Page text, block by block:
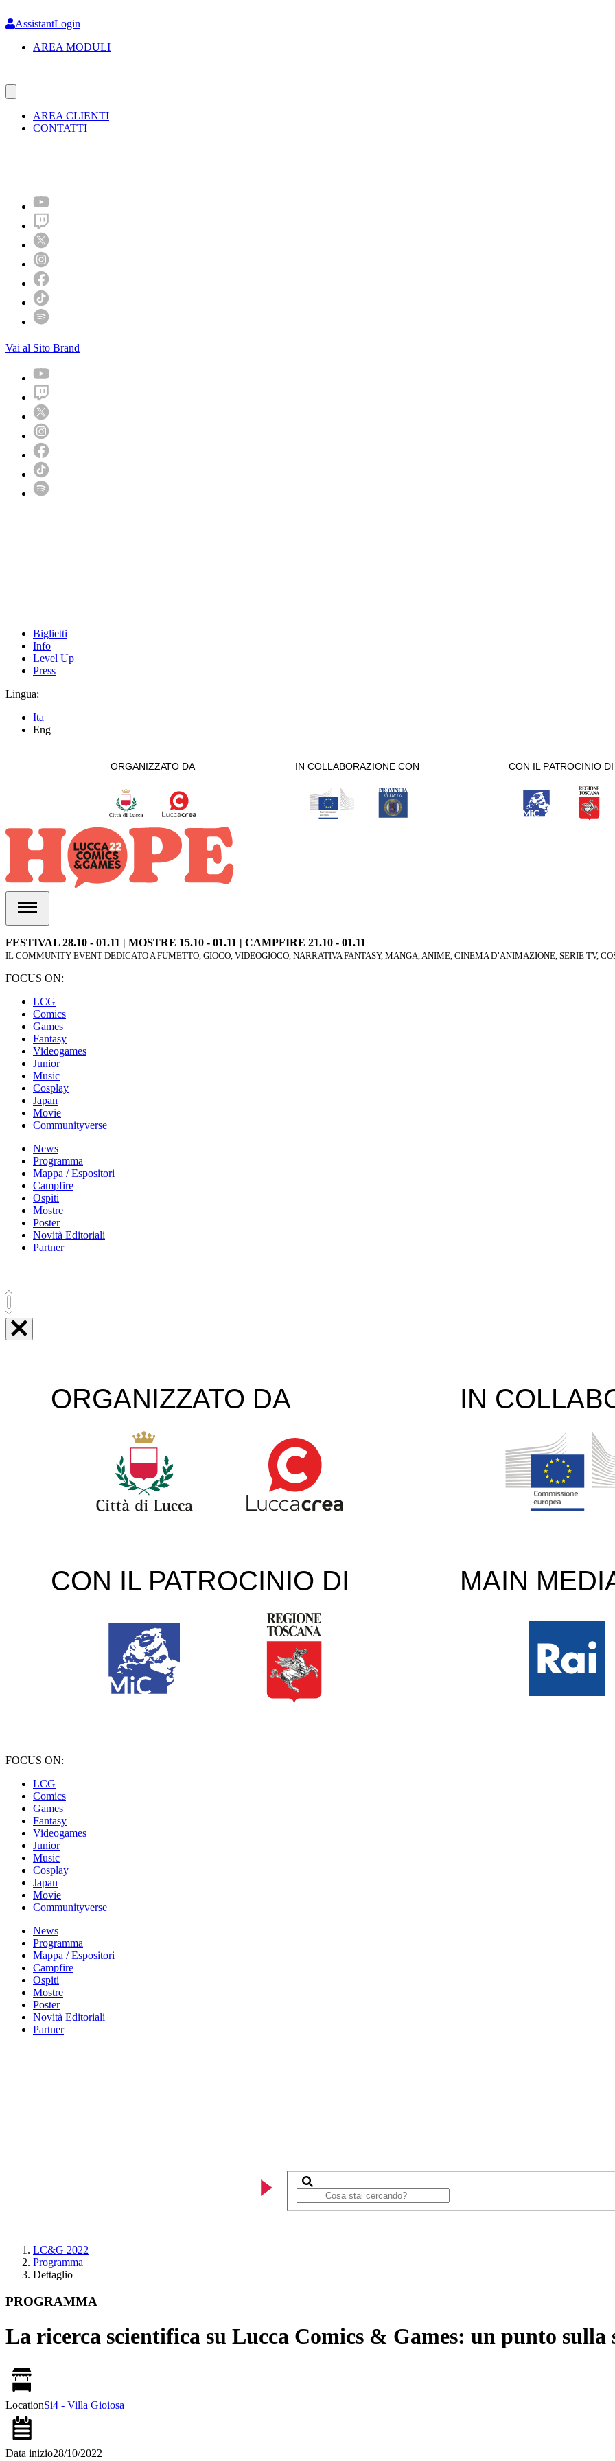
to
content
AssistantLogin
AREA MODULI
AREA CLIENTI
CONTATTI
Vai al Sito Brand
Biglietti
Info
Level Up
Press
Lingua:
Ita
Eng
FESTIVAL 28.10 - 01.11 | MOSTRE 15.10 - 01.11 | CAMPFIRE 21.10 - 01.11
IL COMMUNITY EVENT DEDICATO A FUMETTO, GIOCO, VIDEOGIOCO, NARRATIVA FANTASY, MANGA, ANIME, CINEMA D’ANIMAZIONE, SERIE TV,
FOCUS ON:
LCG
Comics
Games
Fantasy
Videogames
Junior
Music
Cosplay
Japan
Movie
Communityverse
News
Programma
Mappa / Espositori
Campfire
Ospiti
Mostre
Poster
Novità Editoriali
Partner
FOCUS ON:
LCG
Comics
Games
Fantasy
Videogames
Junior
Music
Cosplay
Japan
Movie
Communityverse
News
Programma
Mappa / Espositori
Campfire
Ospiti
Mostre
Poster
Novità Editoriali
Partner
LC&G 2022
Programma
Dettaglio
PROGRAMMA
La ricerca scientifica su Lucca Comics & Games: un punto sulla
LocationSi4 - Villa Gioiosa
Data inizio28/10/2022